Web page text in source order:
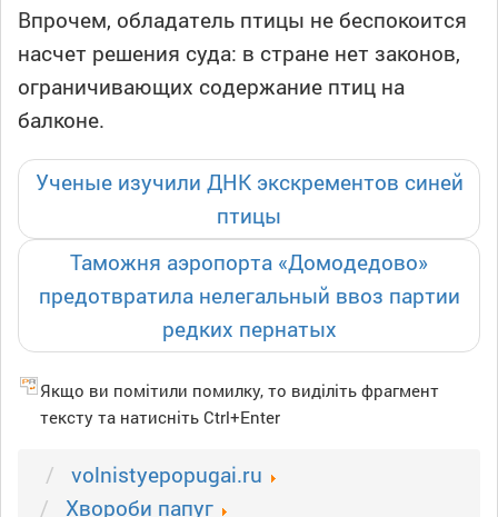
Впрочем, обладатель птицы не беспокоится
насчет решения суда: в стране нет законов,
ограничивающих содержание птиц на
балконе.
Ученые изучили ДНК экскрементов синей
птицы
Таможня аэропорта «Домодедово»
предотвратила нелегальный ввоз партии
редких пернатых
Якщо ви помітили помилку, то виділіть фрагмент
тексту та натисніть Ctrl+Enter
volnistyepopugai.ru
Xвороби папуг